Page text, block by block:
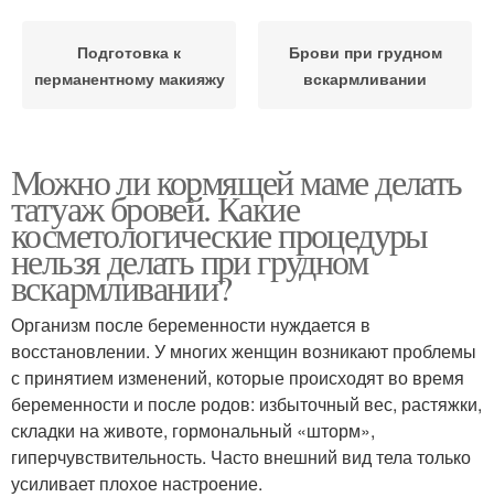
Подготовка к
перманентному макияжу
Брови при грудном
вскармливании
Можно ли кормящей маме делать
татуаж бровей. Какие
косметологические процедуры
нельзя делать при грудном
вскармливании?
Организм после беременности нуждается в
восстановлении. У многих женщин возникают проблемы
с принятием изменений, которые происходят во время
беременности и после родов: избыточный вес, растяжки,
складки на животе, гормональный «шторм»,
гиперчувствительность. Часто внешний вид тела только
усиливает плохое настроение.